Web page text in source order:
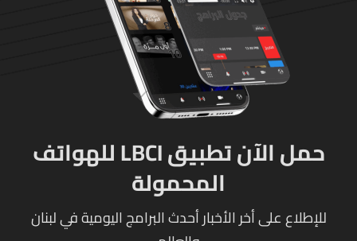
حمل الآن تطبيق LBCI للهواتف
المحمولة
للإطلاع على أخر الأخبار أحدث البرامج اليومية في لبنان